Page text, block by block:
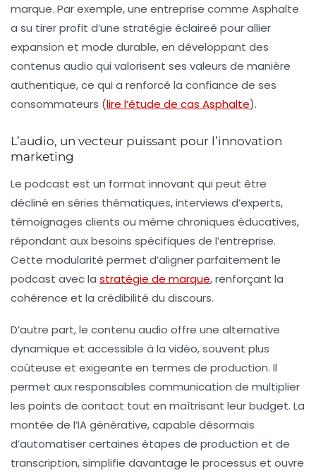
marque. Par exemple, une entreprise comme Asphalte
a su tirer profit d’une stratégie éclaireé pour allier
expansion et mode durable, en développant des
contenus audio qui valorisent ses valeurs de manière
authentique, ce qui a renforcé la confiance de ses
consommateurs (lire l’étude de cas Asphalte).
L’audio, un vecteur puissant pour l’innovation
marketing
Le podcast est un format innovant qui peut être
décliné en séries thématiques, interviews d’experts,
témoignages clients ou même chroniques éducatives,
répondant aux besoins spécifiques de l’entreprise.
Cette modularité permet d’aligner parfaitement le
podcast avec la stratégie de marque, renforçant la
cohérence et la crédibilité du discours.
D’autre part, le contenu audio offre une alternative
dynamique et accessible à la vidéo, souvent plus
coûteuse et exigeante en termes de production. Il
permet aux responsables communication de multiplier
les points de contact tout en maîtrisant leur budget. La
montée de l’IA générative, capable désormais
d’automatiser certaines étapes de production et de
transcription, simplifie davantage le processus et ouvre